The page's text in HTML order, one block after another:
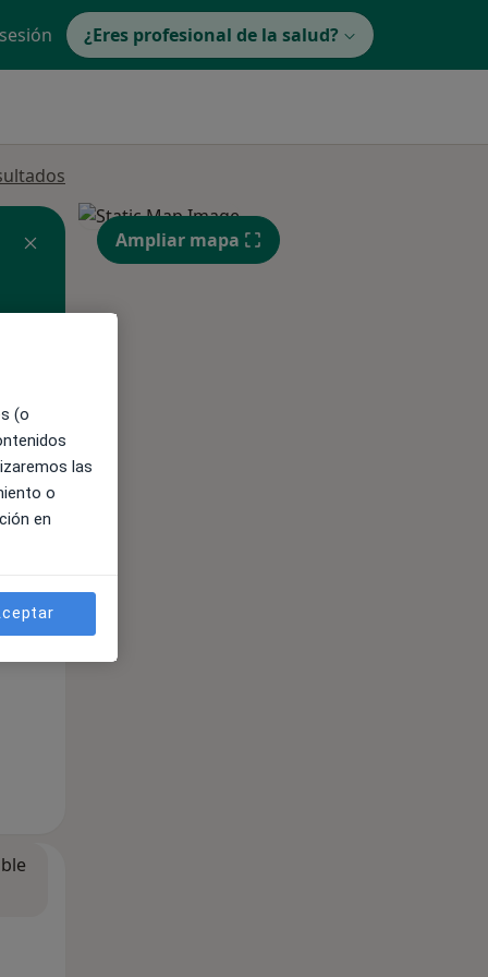
¿Eres profesional de la salud?
Ampliar mapa
(o
las
o
en